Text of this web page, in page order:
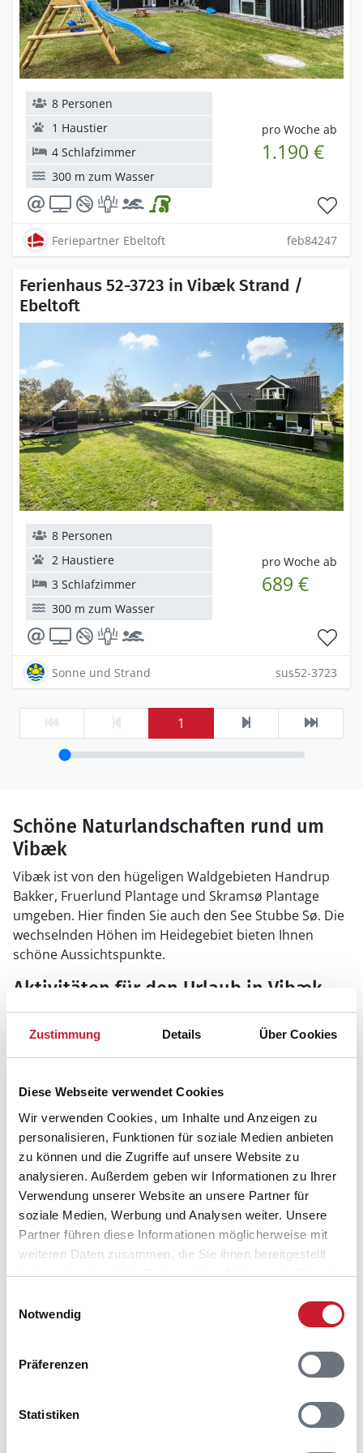
Zustimmung Details Über Cookies
Diese Webseite verwendet Cookies
Wir verwenden Cookies, um Inhalte und Anzeigen zu
personalisieren, Funktionen für soziale Medien anbieten
zu können und die Zugriffe auf unsere Website zu
analysieren. Außerdem geben wir Informationen zu Ihrer
Verwendung unserer Website an unsere Partner für
soziale Medien, Werbung und Analysen weiter. Unsere
Partner führen diese Informationen möglicherweise mit
weiteren Daten zusammen, die Sie ihnen bereitgestellt
haben oder die sie im Rahmen Ihrer Nutzung der Dienste
Notwendig
Präferenzen
Statistiken
pro Woche ab
1.190 €
8 Personen
1 Haustier
4 Schlafzimmer
300 m zum Wasser
Feriepartner Ebeltoft feb84247
Ferienhaus 52-3723 in Vibæk Strand /
Ebeltoft
pro Woche ab
689 €
8 Personen
2 Haustiere
3 Schlafzimmer
300 m zum Wasser
Sonne und Strand sus52-3723
1
Schöne Naturlandschaften rund um
Vibæk
Vibæk ist von den hügeligen Waldgebieten Handrup
Bakker, Fruerlund Plantage und Skramsø Plantage
umgeben. Hier finden Sie auch den See Stubbe Sø. Die
wechselnden Höhen im Heidegebiet bieten Ihnen
schöne Aussichtspunkte.
Aktivitäten für den Urlaub in Vibæk
Wenn Sie gerne Golf spielen, dann ist der 18-Loch
Golfplatz bei Ebeltoft für Sie eine gute Adresse. Als
Sportangler wissen Sie den Øer Put & Take See zu
auf der hohen See versuchen. Auch nach Wander- und
Fahrradwegen müssen Sie nicht lange suchen.
Was bietet der Strand von Vibæk?
Der Vibæk Strand hat eine Länge von knapp 2
Kilometern. Er geht mit geringem Gefälle in das flache
Wasser über und ist deshalb auch für Kinder zu
empfehlen. Über eine Rampe können auch Rollstühle
und Kinderwagen gut zum Strand gefahren werden.
Wenige Kilometer östlich von Vibæk finden Sie den
Dieser Strand ist auch für Surfer hervorragend